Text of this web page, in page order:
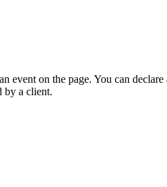
event on the page. You can
by a client.